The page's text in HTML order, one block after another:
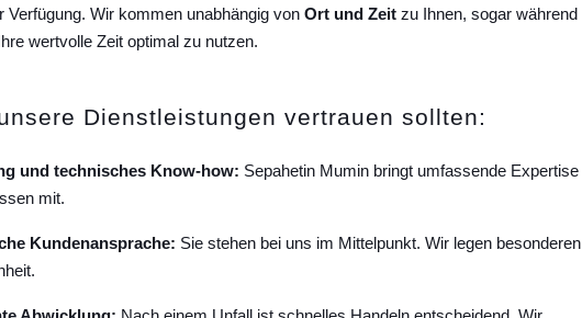
Verfügung. Wir kommen unabhängig von Ort und Zeit zu Ihnen, sogar während
wertvolle Zeit optimal zu nutzen.
Dienstleistungen vertrauen sollten:
und technisches Know-how: Sepahetin Mumin bringt umfassende Expertise
mit.
Kundenansprache: Sie stehen bei uns im Mittelpunkt. Wir legen besonderen